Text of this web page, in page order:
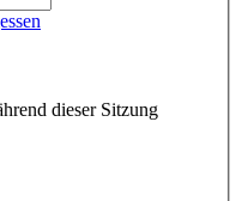
dieser Sitzung